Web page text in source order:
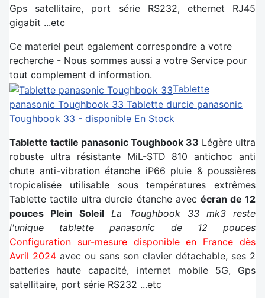
Gps satellitaire, port série RS232, ethernet RJ45
gigabit ...etc
Ce materiel peut egalement correspondre a votre
recherche - Nous sommes aussi a votre Service pour
tout complement d information.
Tablette
panasonic Toughbook 33 Tablette durcie panasonic
Toughbook 33 - disponible En Stock
Tablette tactile panasonic Toughbook 33 Légère ultra
robuste ultra résistante MiL-STD 810 antichoc anti
chute anti-vibration étanche iP66 pluie & poussières
tropicalisée utilisable sous températures extrêmes
Tablette tactile ultra durcie étanche avec écran de 12
pouces Plein Soleil
La Toughbook 33 mk3 reste
l'unique tablette panasonic de 12 pouces
Configuration sur-mesure disponible en France dès
Avril 2024 avec ou sans son clavier détachable, ses 2
batteries haute capacité, internet mobile 5G, Gps
satellitaire, port série RS232 ...etc